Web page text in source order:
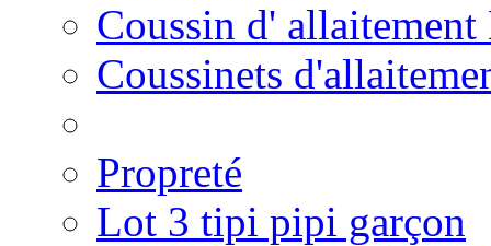
Coussin d'
Coussinets
Propreté
Lot 3 tipi pipi garçon